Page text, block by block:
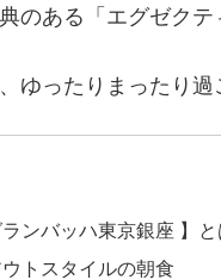
のある「エグゼク
ゆったりまったり過
ランバッハ東京銀座 】と
トスタイルの朝食